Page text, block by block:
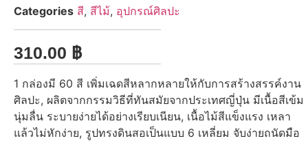
Categories สี, สีไม้, อุปกรณ์ศิลปะ
310.00 ฿
1 กล่องมี 60 สี เพิ่มเฉดสีหลากหลายให้กับการสร้างสรรค์งาน
ศิลปะ, ผลิตจากกรรมวิธีที่ทันสมัยจากประเทศญี่ปุ่น มีเนื้อสีเข้ม
นุ่มลื่น ระบายง่ายได้อย่างเรียบเนียน, เนื้อไม้สีแข็งแรง เหลา
แล้วไม่หักง่าย, รูปทรงดินสอเป็นแบบ 6 เหลี่ยม จับง่ายถนัดมือ